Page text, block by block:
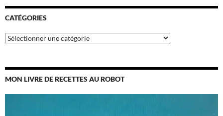
CATÉGORIES
Catégories
MON LIVRE DE RECETTES AU ROBOT